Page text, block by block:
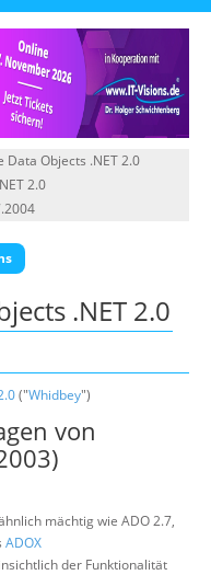
Data Objects .NET 2.0
2.0
.NET 2.0
("Whidbey")
von
mächtig wie ADO 2.7,
ADOX
der Funktionalität